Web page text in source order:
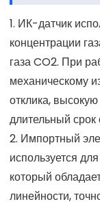
1. ИК-датчик
концентрации
газа CO2. При
механическому
отклика,
длительный
2. Импортный
используется
который
линейности,